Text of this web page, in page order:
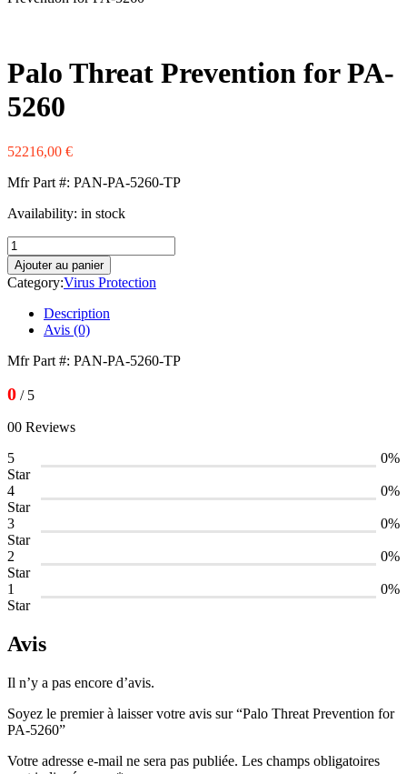
Western Digital
Palo Threat Prevention for PA-
5260
52216,00 €
Mfr Part #: PAN-PA-5260-TP
Availability: in stock
quantité
de
Palo
Threat
Prevention
5260
Ajouter au panier
Category:Virus Protection
Description
Avis (0)
Mfr Part #: PAN-PA-5260-TP
0 / 5
00 Reviews
5
Star
0%
4
Star
0%
3
Star
0%
2
Star
0%
1
Star
0%
Avis
Il n’y a pas encore d’avis.
Soyez le premier à laisser votre avis sur “Palo Threat Prevention for
PA-5260”
Votre adresse e-mail ne sera pas publiée. Les champs obligatoires